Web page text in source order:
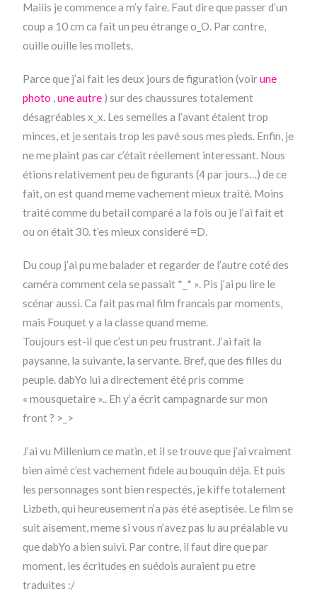
Maiiis je commence a m’y faire. Faut dire que passer d’un
coup a 10 cm ca fait un peu étrange o_O. Par contre,
ouille ouille les mollets.
Parce que j’ai fait les deux jours de figuration (voirune
photo ,une autre ) sur des chaussures totalement
désagréables x_x. Les semelles a l’avant étaient trop
minces, et je sentais trop les pavé sous mes pieds. Enfin, je
ne me plaint pas car c’était réellement interessant. Nous
étions relativement peu de figurants (4 par jours…) de ce
fait, on est quand meme vachement mieux traité. Moins
traité comme du betail comparé a la fois ou je l’ai fait et
ou on était 30. t’es mieux consideré =D.
Du coup j’ai pu me balader et regarder de l’autre coté des
caméra comment cela se passait *_* ». Pis j’ai pu lire le
scénar aussi. Ca fait pas mal film francais par moments,
mais Fouquet y a la classe quand meme.
Toujours est-il que c’est un peu frustrant. J’ai fait la
paysanne, la suivante, la servante. Bref, que des filles du
peuple. dabYo lui a directement été pris comme
« mousquetaire ».. Eh y’a écrit campagnarde sur mon
front ? >_>
J’ai vu Millenium ce matin, et il se trouve que j’ai vraiment
bien aimé c’est vachement fidele au bouquin déja. Et puis
les personnages sont bien respectés, je kiffe totalement
Lizbeth, qui heureusement n’a pas été aseptisée. Le film se
suit aisement, meme si vous n’avez pas lu au préalable vu
que dabYo a bien suivi. Par contre, il faut dire que par
moment, les écritudes en suédois auraient pu etre
traduites :/